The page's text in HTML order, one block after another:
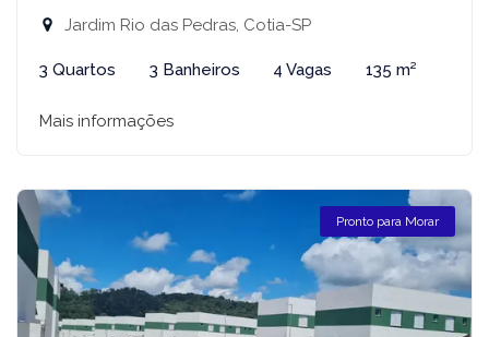
Jardim Rio das Pedras, Cotia-SP
3 Quartos 3 Banheiros 4 Vagas 135 m²
Mais informações
Pronto para Morar